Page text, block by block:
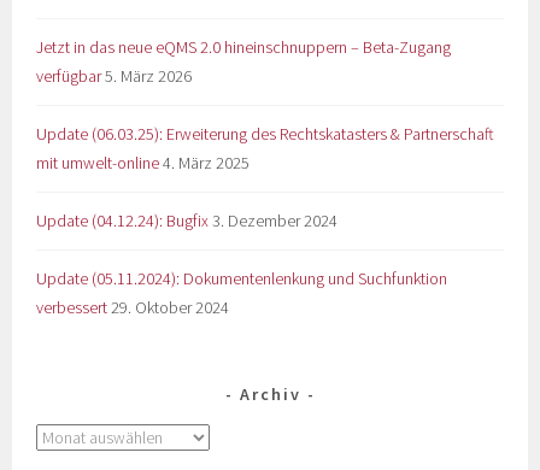
Jetzt in das neue eQMS 2.0 hineinschnuppern – Beta-Zugang
verfügbar5. März 2026
Update (06.03.25): Erweiterung des Rechtskatasters & Partnerschaft
mit umwelt-online4. März 2025
Update (04.12.24): Bugfix3. Dezember 2024
Update (05.11.2024): Dokumentenlenkung und Suchfunktion
verbessert29. Oktober 2024
Archiv